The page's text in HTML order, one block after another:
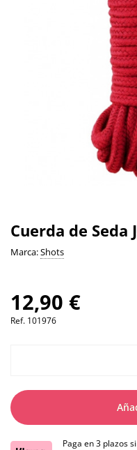
Cuerda de Seda
Marca:Shots
12,90 €
Ref. 101976
Paga en 3 plazos